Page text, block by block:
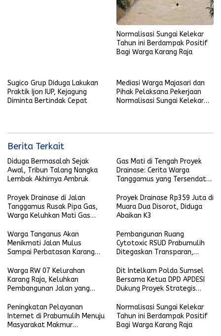
Normalisasi Sungai Kelekar
Tahun ini Berdampak Positif
Bagi Warga Karang Raja
Sugico Grup Diduga Lakukan
Praktik Ijon IUP, Kejagung
Diminta Bertindak Cepat
Mediasi Warga Majasari dan
Pihak Pelaksana Pekerjaan
Normalisasi Sungai Kelekar
Berita Terkait
Diduga Bermasalah Sejak
Awal, Tribun Talang Nangka
Lembak Akhirnya Ambruk
Gas Mati di Tengah Proyek
Drainase: Cerita Warga
Tanggamus yang Tersendat
Proyek Drainase di Jalan
Tanggamus Rusak Pipa Gas,
Warga Keluhkan Mati Gas
Proyek Drainase Rp359 Juta di
Muara Dua Disorot, Diduga
Abaikan K3
Warga Tanganus Akan
Menikmati Jalan Mulus
Sampai Perbatasan Karang
Pembangunan Ruang
Cytotoxic RSUD Prabumulih
Ditegaskan Transparan,
Kanker
Warga RW 07 Kelurahan
Karang Raja, Keluhkan
Pembangunan Jalan yang
Dit Intelkam Polda Sumsel
Bersama Ketua DPD APDESI
Dukung Proyek Strategis
dan Pembentukan Koperasi
Desa Merah Putih
Peningkatan Pelayanan
Internet di Prabumulih Menuju
Masyarakat Makmur
Normalisasi Sungai Kelekar
Tahun ini Berdampak Positif
Bagi Warga Karang Raja